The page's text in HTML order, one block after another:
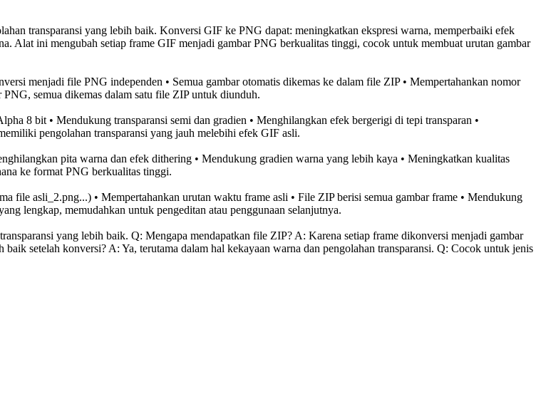
transparansi yang lebih baik. Konversi GIF ke PNG dapat: meningkatkan ekspresi warna, memperbaiki efek
Alat ini mengubah setiap frame GIF menjadi gambar PNG berkualitas tinggi, cocok untuk membuat urutan gambar
menjadi file PNG independen • Semua gambar otomatis dikemas ke dalam file ZIP • Mempertahankan nomor
semua dikemas dalam satu file ZIP untuk diunduh.
8 bit • Mendukung transparansi semi dan gradien • Menghilangkan efek bergerigi di tepi transparan •
pengolahan transparansi yang jauh melebihi efek GIF asli.
pita warna dan efek dithering • Mendukung gradien warna yang lebih kaya • Meningkatkan kualitas
ke format PNG berkualitas tinggi.
file asli_2.png...) • Mempertahankan urutan waktu frame asli • File ZIP berisi semua gambar frame • Mendukung
lengkap, memudahkan untuk pengeditan atau penggunaan selanjutnya.
yang lebih baik. Q: Mengapa mendapatkan file ZIP? A: Karena setiap frame dikonversi menjadi gambar
setelah konversi? A: Ya, terutama dalam hal kekayaan warna dan pengolahan transparansi. Q: Cocok untuk jenis